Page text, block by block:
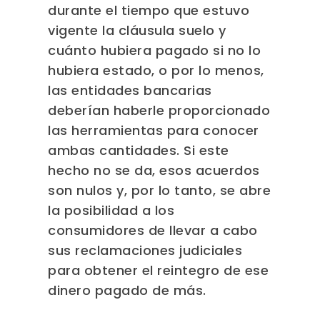
durante el tiempo que estuvo
vigente la cláusula suelo y
cuánto hubiera pagado si no lo
hubiera estado, o por lo menos,
las entidades bancarias
deberían haberle proporcionado
las herramientas para conocer
ambas cantidades. Si este
hecho no se da, esos acuerdos
son nulos y, por lo tanto, se abre
la posibilidad a los
consumidores de llevar a cabo
sus reclamaciones judiciales
para obtener el reintegro de ese
dinero pagado de más.